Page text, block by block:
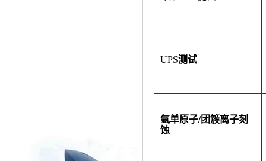
UPS测试
氩单原子/团簇离子刻
蚀